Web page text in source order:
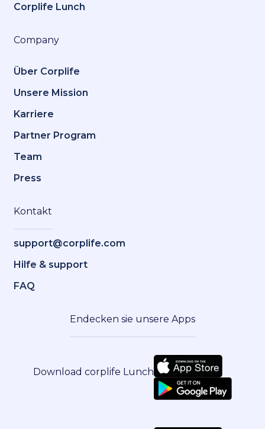
Corplife Lunch
Company
Über Corplife
Unsere Mission
Karriere
Partner Program
Team
Press
Kontakt
support@corplife.com
Hilfe & support
FAQ
Endecken sie unsere Apps
Download corplife Lunch